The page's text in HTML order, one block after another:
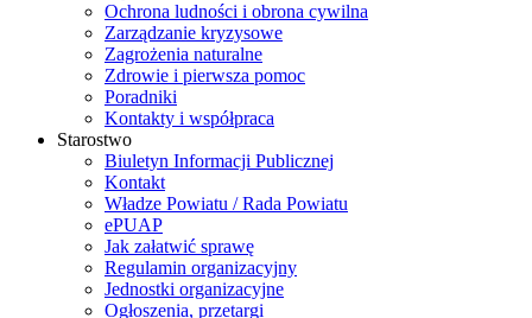
Ochrona ludności i obrona cywilna
Zarządzanie kryzysowe
Zagrożenia naturalne
Zdrowie i pierwsza pomoc
Poradniki
Kontakty i współpraca
Starostwo
Biuletyn Informacji Publicznej
Kontakt
Władze Powiatu / Rada Powiatu
ePUAP
Jak załatwić sprawę
Regulamin organizacyjny
Jednostki organizacyjne
Ogłoszenia, przetargi